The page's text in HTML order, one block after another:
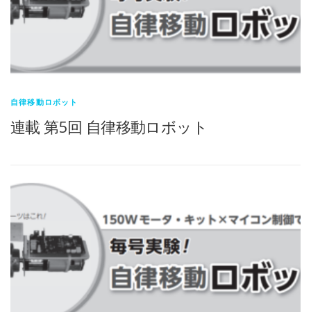
自律移動ロボット
連載 第5回 自律移動ロボット